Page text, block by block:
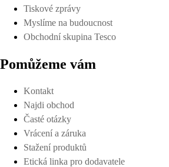
Tiskové zprávy
Myslíme na budoucnost
Obchodní skupina Tesco
Pomůžeme vám
Kontakt
Najdi obchod
Časté otázky
Vrácení a záruka
Stažení produktů
Etická linka pro dodavatele